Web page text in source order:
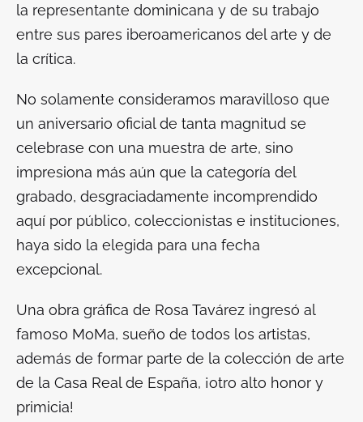
la representante dominicana y de su trabajo
entre sus pares iberoamericanos del arte y de
la crítica.
No solamente consideramos maravilloso que
un aniversario oficial de tanta magnitud se
celebrase con una muestra de arte, sino
impresiona más aún que la categoría del
grabado, desgraciadamente incomprendido
aquí por público, coleccionistas e instituciones,
haya sido la elegida para una fecha
excepcional.
Una obra gráfica de Rosa Tavárez ingresó al
famoso MoMa, sueño de todos los artistas,
además de formar parte de la colección de arte
de la Casa Real de España, ¡otro alto honor y
primicia!